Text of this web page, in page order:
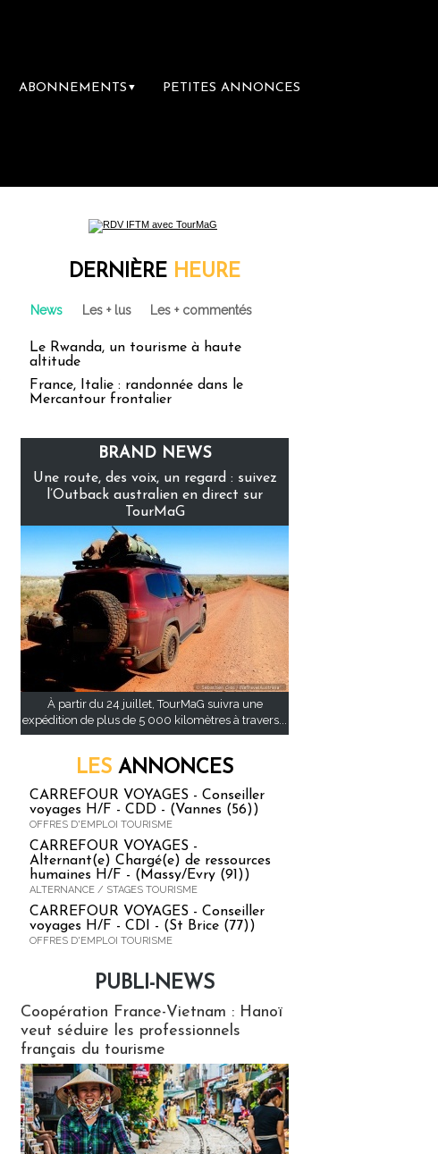
ABONNEMENTS ▼ PETITES ANNONCES
DERNIÈRE HEURE
News Les + lus Les + commentés
Le Rwanda, un tourisme à haute
altitude
France, Italie : randonnée dans le
Mercantour frontalier
BRAND NEWS
Une route, des voix, un regard : suivez
l’Outback australien en direct sur
TourMaG
À partir du 24 juillet, TourMaG suivra une
expédition de plus de 5 000 kilomètres à travers...
LES ANNONCES
CARREFOUR VOYAGES - Conseiller
voyages H/F - CDD - (Vannes (56))
OFFRES D'EMPLOI TOURISME
CARREFOUR VOYAGES -
Alternant(e) Chargé(e) de ressources
humaines H/F - (Massy/Evry (91))
ALTERNANCE / STAGES TOURISME
CARREFOUR VOYAGES - Conseiller
voyages H/F - CDI - (St Brice (77))
OFFRES D'EMPLOI TOURISME
PUBLI-NEWS
Coopération France-Vietnam : Hanoï
veut séduire les professionnels
français du tourisme